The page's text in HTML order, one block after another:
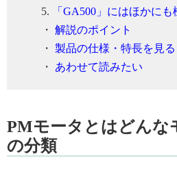
5.
「GA500」にはほかに
・ 解説のポイント
・ 製品の仕様・特長を見る
・ あわせて読みたい
PMモータとはどんな
の分類